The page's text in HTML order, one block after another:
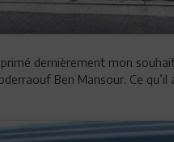
dernièrement mon
Ben Mansour. Ce